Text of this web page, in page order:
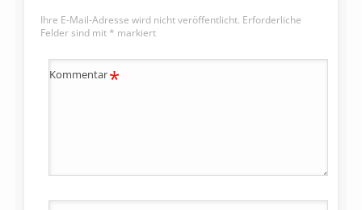
Ihre E-Mail-Adresse wird nicht veröffentlicht. Erforderliche
Felder sind mit * markiert
Kommentar*